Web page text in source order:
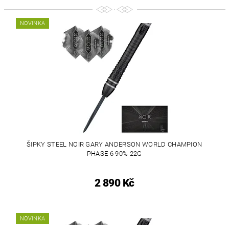
NOVINKA
ŠIPKY STEEL NOIR GARY ANDERSON WORLD CHAMPION
PHASE 6 90% 22G
2 890 Kč
NOVINKA